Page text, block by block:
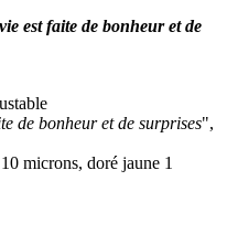
est faite de bonheur et de
de bonheur et de surprises",
microns, doré jaune 1